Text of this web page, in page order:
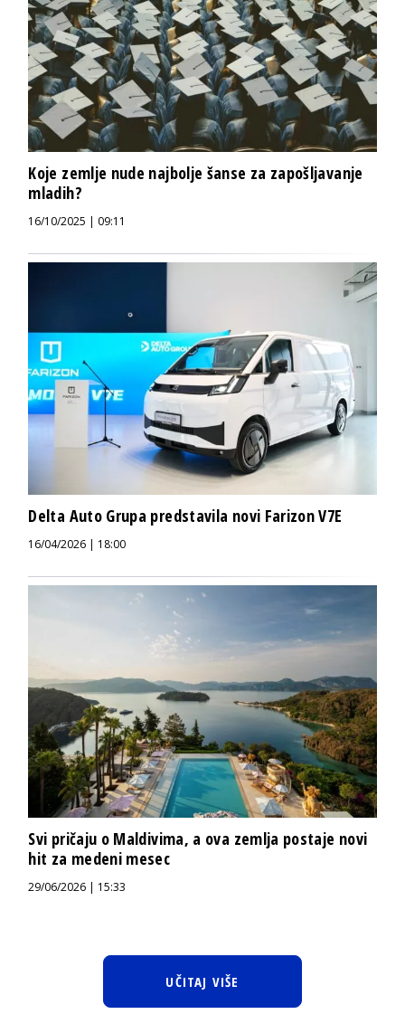
Koje zemlje nude najbolje šanse za zapošljavanje
mladih?
16/10/2025 | 09:11
Delta Auto Grupa predstavila novi Farizon V7E
16/04/2026 | 18:00
Svi pričaju o Maldivima, a ova zemlja postaje novi
hit za medeni mesec
29/06/2026 | 15:33
UČITAJ VIŠE